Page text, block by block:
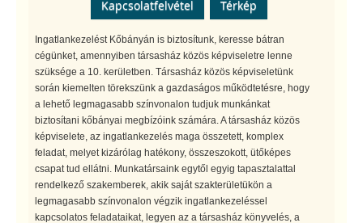
Kapcsolatfelvétel Térkép
Ingatlankezelést Kőbányán is biztosítunk, keresse bátran
cégünket, amennyiben társasház közös képviseletre lenne
szüksége a 10. kerületben. Társasház közös képviseletünk
során kiemelten törekszünk a gazdaságos működtetésre, hogy
a lehető legmagasabb színvonalon tudjuk munkánkat
biztosítani kőbányai megbízóink számára. A társasház közös
képviselete, az ingatlankezelés maga összetett, komplex
feladat, melyet kizárólag hatékony, összeszokott, ütőképes
csapat tud ellátni. Munkatársaink egytől egyig tapasztalattal
rendelkező szakemberek, akik saját szakterületükön a
legmagasabb színvonalon végzik ingatlankezeléssel
kapcsolatos feladataikat, legyen az a társasház könyvelés, a